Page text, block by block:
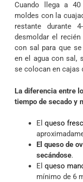
Cuando llega a
moldes con la
restante durante
desmoldar el
con sal para que se
en el agua con sal,
se colocan en cajas
La diferencia entre
tiempo de secado y
El queso
El queso de
secándose.
El queso
mínimo de 6